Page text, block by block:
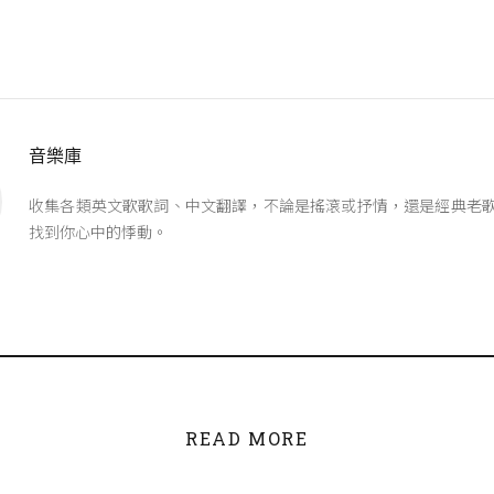
音樂庫
收集各類英文歌歌詞、中文翻譯，不論是搖滾或抒情，還是經典老
找到你心中的悸動。
READ MORE